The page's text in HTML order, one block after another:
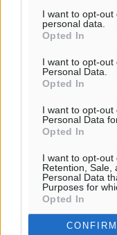
I want to opt-
personal data.
Opted In
I want to opt-out
Personal Data.
Opted In
I want to opt-
Personal Data
Opted In
I want to opt-out
Retention, Sale,
Personal Data
Purposes for
Opted In
CONFIRM
Τριήμερο
αναχωρούν από